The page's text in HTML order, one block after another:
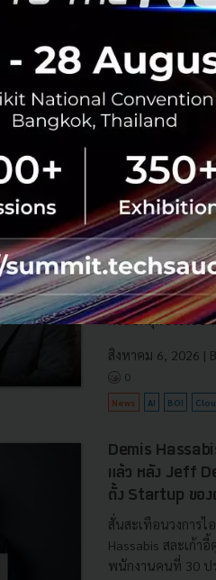
นายอนุทิน ชาญวีรกู
รับมือระเบียบโลกให
0
BOI รื้อเกณฑ์
ยั่งยืน คุมเข้มใช้พ
ชาติ และการจ้างง
บีโอไอขานรับระเ
เดินหน้ายกเครื่องเ
เปิดข้อมูล 42 โครง
ครอบคลุมประโยชน์
สิงหาคม 6, 2026 |
0
News AI BOI
Demis
แล้ว หลัง Jeff
ตั้ง Startup ของ
สั่นสะเทือนวงการ
Hassabis สละเก้า
พนักงานคนที่ 30 ป